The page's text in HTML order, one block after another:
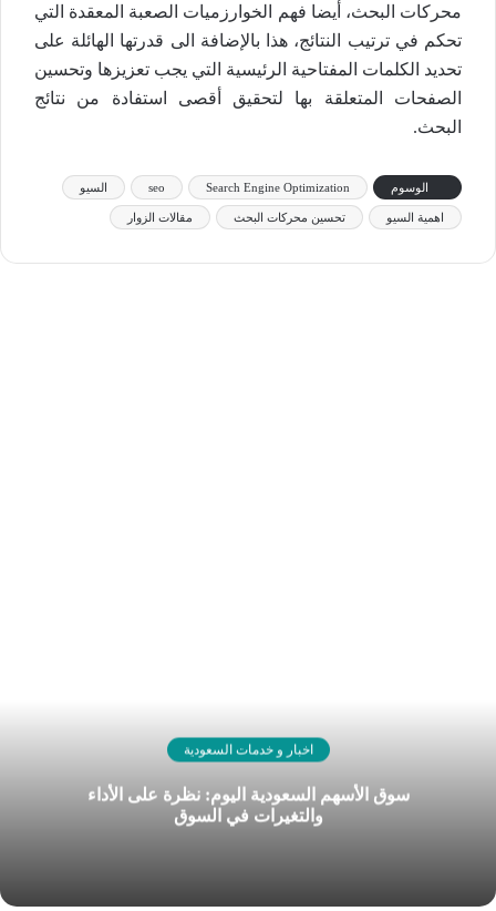
محركات البحث، أيضا فهم الخوارزميات الصعبة المعقدة التي
تحكم في ترتيب النتائج، هذا بالإضافة الى قدرتها الهائلة على
تحديد الكلمات المفتاحية الرئيسية التي يجب تعزيزها وتحسين
الصفحات المتعلقة بها لتحقيق أقصى استفادة من نتائج
البحث.
الوسوم Search Engine Optimization
seo السيو
اهمية السيو تحسين محركات البحث مقالات الزوار
اخبار و خدمات السعودية
سوق الأسهم السعودية اليوم: نظرة على الأداء
والتغيرات في السوق